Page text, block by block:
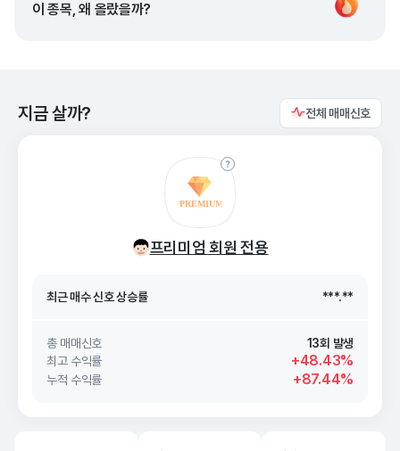
이 종목, 왜 올랐을까?
지금 살까? 전체 매매신호
프리미엄 회원 전용
총 매매신호
13회 발생
최고 수익률
+48.43%
누적 수익률 +87.44%